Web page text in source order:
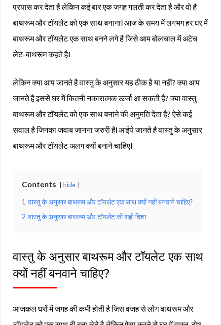
प्रयास कर देता है लेकिन कई बार एक जगह गलती कर देता है और वो है
बाथरूम और टॉयलेट को एक साथ बनानाl आज के समय में लगभग हर घर में
बाथरूम और टॉयलेट एक साथ बनने लगे है जिसे आम बोलचाल में अटेच
लेट-बाथरूम कहते हैl
लेकिन क्या आप जानते है वास्तु के अनुसार यह ठीक है या नहीं? क्या आप
जानते है इससे घर में कितनी नकारात्मक ऊर्जा आ सकती है? क्या वास्तु
बाथरूम और टॉयलेट को एक साथ बनाने की अनुमति देता है? ऐसे कई
सवाल है जिनका जवाब जानना जरुरी हैl आईये जानते है वास्तु के अनुसार
बाथरूम और टॉयलेट अलग क्यों बनाने चाहिएl
Contents hide
1 वास्तु के अनुसार बाथरूम और टॉयलेट एक साथ क्यों नहीं बनवाने चाहिए?
2 वास्तु के अनुसार बाथरूम और टॉयलेट की सही दिशा
वास्तु के अनुसार बाथरूम और टॉयलेट एक साथ
क्यों नहीं बनवाने चाहिए?
आजकल घरों में जगह की कमी होती है जिस वजह से लोग बाथरूम और